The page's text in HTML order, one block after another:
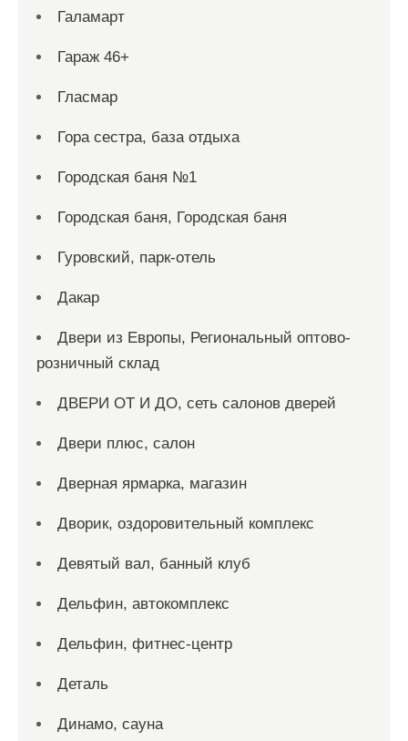
Галамарт
Гараж 46+
Гласмар
Гора сестра, база отдыха
Городская баня №1
Городская баня, Городская баня
Гуровский, парк-отель
Дакар
Двери из Европы, Региональный оптово-
розничный склад
ДВЕРИ ОТ И ДО, сеть салонов дверей
Двери плюс, салон
Дверная ярмарка, магазин
Дворик, оздоровительный комплекс
Девятый вал, банный клуб
Дельфин, автокомплекс
Дельфин, фитнес-центр
Деталь
Динамо, сауна